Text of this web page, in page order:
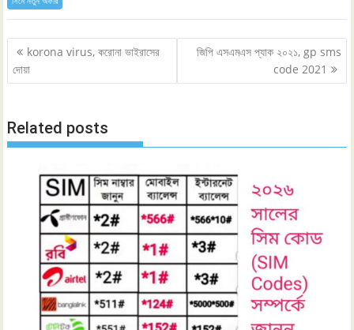
Post
navigation
korona virus, করোনা ভাইরাসের
দোয়া
জিপি এসএমএস প্যাক ২০২১, gp sms
code 2021
Related posts